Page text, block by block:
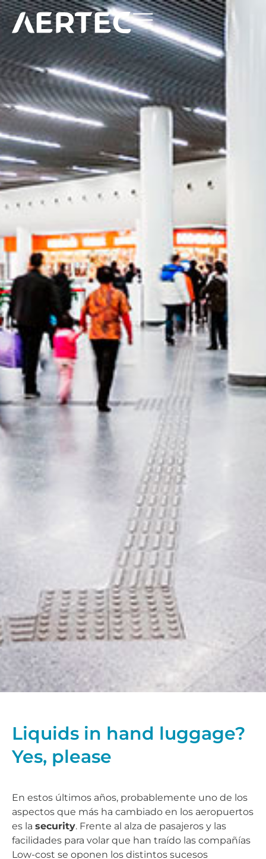
Liquids in hand luggage?
Yes, please
En estos últimos años, probablemente uno de los
aspectos que más ha cambiado en los aeropuertos
es la security. Frente al alza de pasajeros y las
facilidades para volar que han traído las compañías
Low-cost se oponen los distintos sucesos